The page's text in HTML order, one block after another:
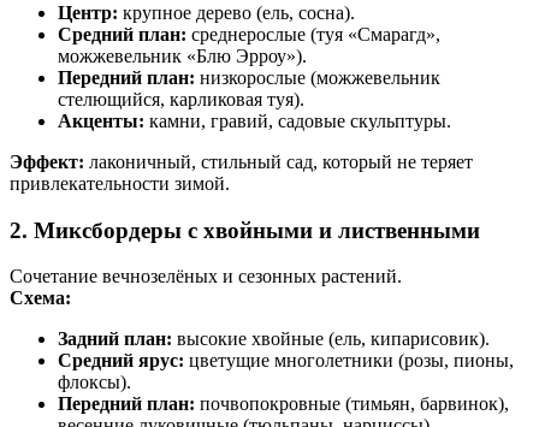
Центр: крупное дерево (ель, сосна).
Средний план: среднерослые (туя «Смарагд»,
можжевельник «Блю Эрроу»).
Передний план: низкорослые (можжевельник
стелющийся, карликовая туя).
Акценты: камни, гравий, садовые скульптуры.
Эффект: лаконичный, стильный сад, который не теряет
привлекательности зимой.
2. Миксбордеры с хвойными и лиственными
Сочетание вечнозелёных и сезонных растений.
Схема:
Задний план: высокие хвойные (ель, кипарисовик).
Средний ярус: цветущие многолетники (розы, пионы,
флоксы).
Передний план: почвопокровные (тимьян, барвинок),